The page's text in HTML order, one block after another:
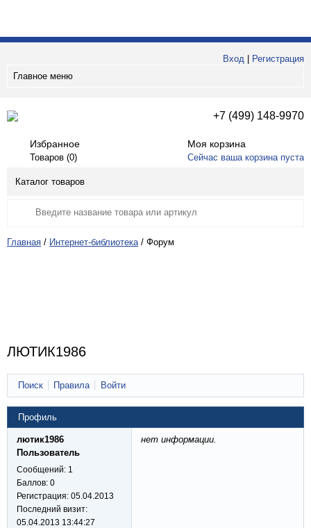
Вход
Регистрация
Главное меню
+7 (499) 148-9970
Избранное
Товаров (0)
Моя корзина
Сейчас ваша корзина пуста
Каталог товаров
Главная / Интернет-библиотека / Форум
ЛЮТИК1986
Поиск Правила Войти
Профиль
лютик1986
Пользователь
Сообщений: 1
Баллов: 0
Регистрация: 05.04.2013
Последний визит:
05.04.2013 13:44:27
нет информации.